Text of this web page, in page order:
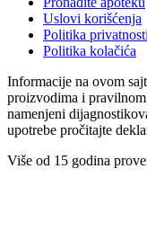
Uslovi korišćenja
Politika privatnosti
Politika kolačića
Informacije na ovom
proizvodima i
namenjeni
upotrebe pročitajte
Više od 15 godina